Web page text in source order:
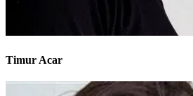
Timur Acar